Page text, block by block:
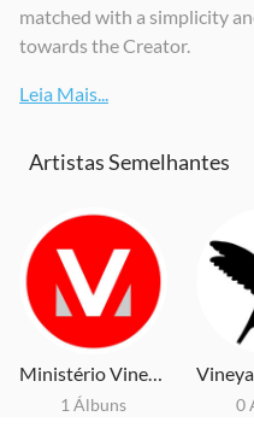
matched with a simplicity
towards the Creator.
Leia Mais...
Artistas Semelhantes
Ministério Vineyard
1 Álbuns 0